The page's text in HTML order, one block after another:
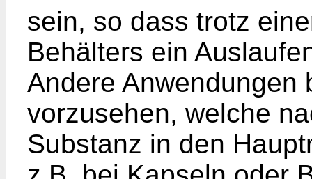
sein, so dass trotz
Behälters ein
Andere Anwendungen
vorzusehen, welche
Substanz in den